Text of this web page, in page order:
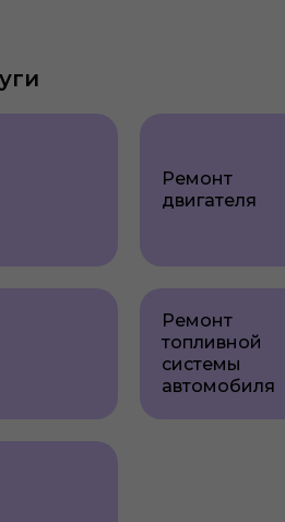
Ремонт
двигателя
Ремонт
топливной
системы
автомобиля